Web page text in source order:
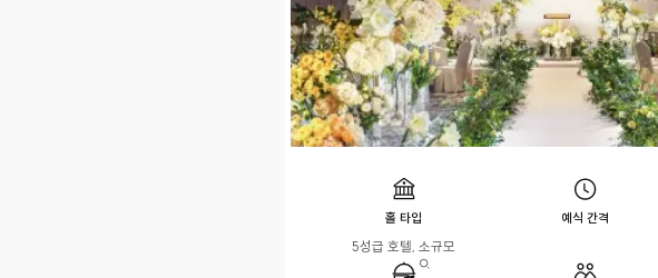
홀 타입
5성급 호텔, 소규모
예식 간격